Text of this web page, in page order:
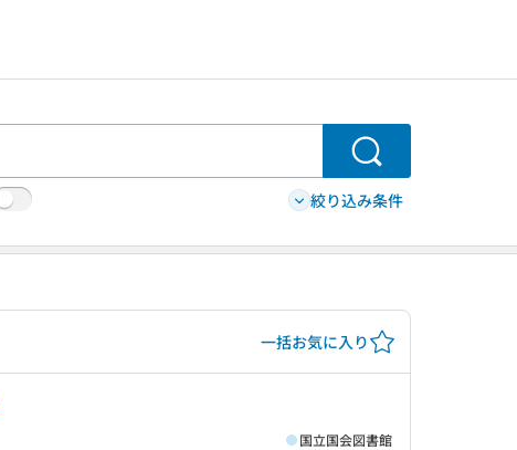
検索
絞り込み条件
一括お気に入り
国立国会図書館